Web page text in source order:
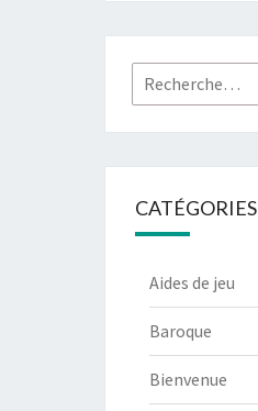
Rechercher :
CATÉGORIES
Aides de jeu
Baroque
Bienvenue